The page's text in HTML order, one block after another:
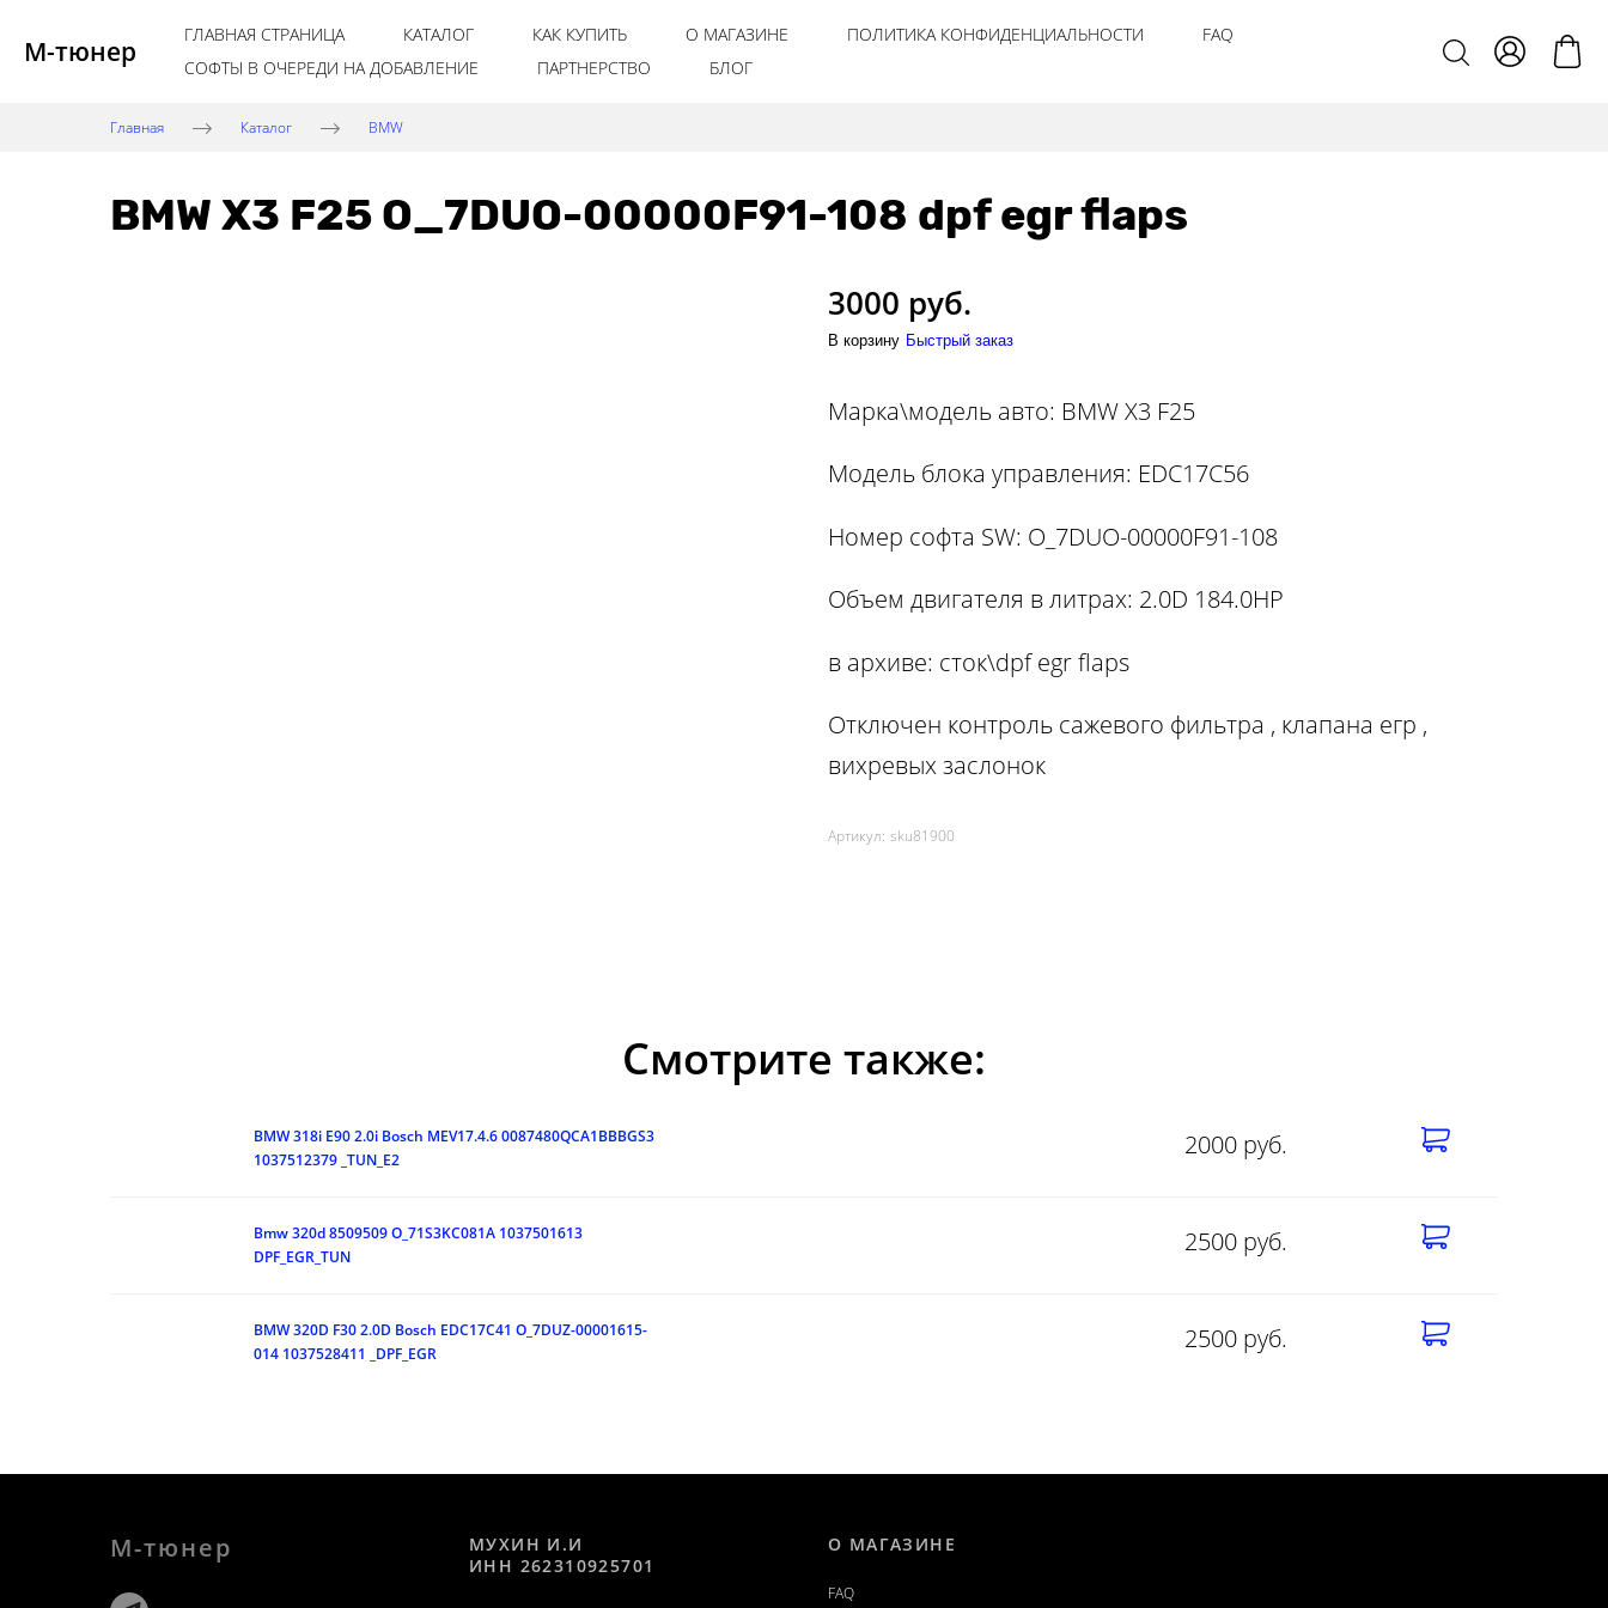
М-тюнер ГЛАВНАЯ СТРАНИЦА КАТАЛОГ КАК КУПИТЬ О МАГАЗИНЕ ПОЛИТИКА КОНФИДЕНЦИАЛЬНОСТИ
FAQ
СОФТЫ В ОЧЕРЕДИ НА ДОБАВЛЕНИЕ
ПАРТНЕРСТВО БЛОГ
Главная Каталог BMW
BMW X3 F25 O_7DUO-00000F91-108 dpf egr flaps
3000 руб.
В корзину Быстрый заказ
Марка\модель авто: BMW X3 F25
Модель блока управления: EDC17C56
Номер софта SW: O_7DUO-00000F91-108
Объем двигателя в литрах: 2.0D 184.0HP
в архиве: сток\dpf egr flaps
Отключен контроль сажевого фильтра , клапана егр ,
вихревых заслонок
Артикул: sku81900
Смотрите также:
BMW 318i E90 2.0i Bosch MEV17.4.6 0087480QCA1BBBGS3
1037512379 _TUN_E2
2000 руб.
Bmw 320d 8509509 O_71S3KC081A 1037501613
DPF_EGR_TUN
2500 руб.
BMW 320D F30 2.0D Bosch EDC17C41 O_7DUZ-00001615-
014 1037528411 _DPF_EGR
2500 руб.
М-тюнер
МУХИН И.И
ИНН 262310925701
О МАГАЗИНЕ
FAQ